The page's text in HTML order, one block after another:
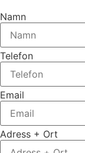
Namn
Telefon
Email
Adress + Ort